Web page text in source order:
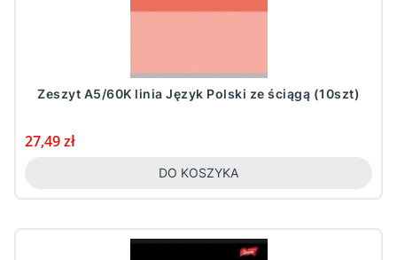
Zeszyt A5/60K linia Język Polski ze ściągą (10szt)
Cena
27,49 zł
DO KOSZYKA